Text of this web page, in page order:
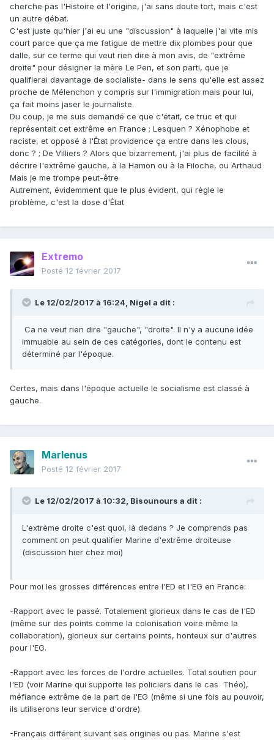
cherche pas l'Histoire et l'origine, j'ai sans doute tort, mais c'est
un autre débat.
C'est juste qu'hier j'ai eu une "discussion" à laquelle j'ai vite mis
court parce que ça me fatigue de mettre dix plombes pour que
dalle, sur ce terme qui veut rien dire à mon avis, de "extrême
droite" pour désigner la mère Le Pen, et son parti, que je
qualifierai davantage de socialiste- dans le sens qu'elle est assez
proche de Mélenchon y compris sur l'immigration mais pour lui,
ça fait moins jaser le journaliste.
Du coup, je me suis demandé ce que c'était, ce truc et qui
représentait cet extrême en France ; Lesquen ? Xénophobe et
raciste, et opposé à l'État providence ça entre dans les clous,
donc ? ; De Villiers ? Alors que bizarrement, j'ai plus de facilité à
décrire l'extrême gauche, à la Hamon ou à la Filoche, ou Arthaud
Mais je me trompe peut-être
Autrement, évidemment que le plus évident, qui règle le
problème, c'est la dose d'État
Extremo
Posté 12 février 2017
Le 12/02/2017 à 16:24, Nigel a dit :
Ca ne veut rien dire "gauche", "droite". Il n'y a aucune idée
immuable au sein de ces catégories, dont le contenu est
déterminé par l'époque.
Certes, mais dans l'époque actuelle le socialisme est classé à
gauche.
Marlenus
Posté 12 février 2017
Le 12/02/2017 à 10:32, Bisounours a dit :
L'extrème droite c'est quoi, là dedans ? Je comprends pas
comment on peut qualifier Marine d'extrême droiteuse
(discussion hier chez moi)
Pour moi les grosses différences entre l'ED et l'EG en France:
-Rapport avec le passé. Totalement glorieux dans le cas de l'ED
(même sur des points comme la colonisation voire même la
collaboration), glorieux sur certains points, honteux sur d'autres
pour l'EG.
-Rapport avec les forces de l'ordre actuelles. Total soutien pour
l'ED (voir Marine qui supporte les policiers dans le cas Théo),
méfiance extrême de la part de l'EG (même si une fois au pouvoir,
ils utiliserons leur service d'ordre).
-Français différent suivant ses origines ou pas. Marine s'est